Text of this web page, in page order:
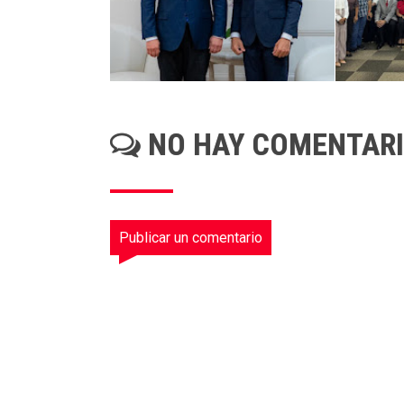
NO HAY
Publicar un comentario